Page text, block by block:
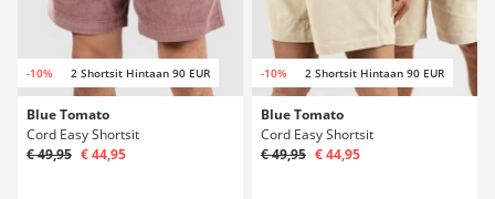
-10% 2 Shortsit Hintaan 90 EUR
Blue Tomato
Cord Easy Shortsit
€ 49,95 € 44,95
-10% 2 Shortsit Hintaan 90 EUR
Blue Tomato
Cord Easy Shortsit
€ 49,95 € 44,95